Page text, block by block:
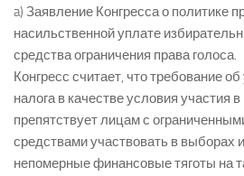
a) Заявление Конгресса о политике
насильственной уплате
средства ограничения права голоса.
Конгресс считает, что требование
налога в качестве условия участия в
препятствует лицам с
средствами участвовать в выборах
непомерные финансовые тяготы на